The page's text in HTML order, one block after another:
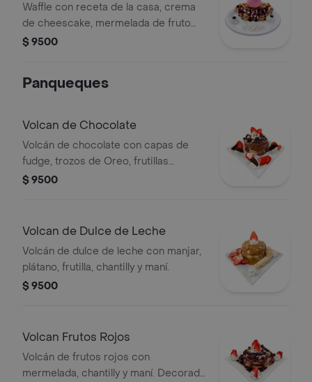
Waffle con receta de la casa, crema
de cheescake, mermelada de fruto
rojos, frutilla, arandanos, chantilly y
$ 9500
Panqueques
Volcan de Chocolate
Volcán de chocolate con capas de
fudge, trozos de Oreo, frutillas
frescas, chantilly y maní.
$ 9500
Volcan de Dulce de Leche
Volcán de dulce de leche con manjar,
plátano, frutilla, chantilly y maní.
$ 9500
Volcan Frutos Rojos
Volcán de frutos rojos con
mermelada, chantilly y maní. Decorado